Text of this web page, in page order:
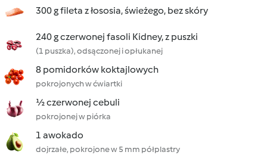
300 g fileta z łososia, świeżego, bez skóry
240 g czerwonej fasoli Kidney, z puszki
(1 puszka), odsączonej i opłukanej
8 pomidorków koktajlowych
pokrojonych w ćwiartki
½ czerwonej cebuli
pokrojonej w piórka
1 awokado
dojrzałe, pokrojone w 5 mm półplastry